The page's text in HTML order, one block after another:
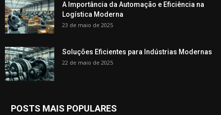
A Importância da Automação e Eficiência na
Logística Moderna
23 de maio de 2025
Soluções Eficientes para Indústrias Modernas
22 de maio de 2025
POSTS MAIS POPULARES